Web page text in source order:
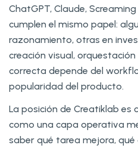
ChatGPT, Claude, Screaming
cumplen el mismo papel:
razonamiento, otras en
creación visual,
correcta depende del
popularidad del producto.
La posición de Creatiklab es
como una capa operativa
saber qué tarea mejora,